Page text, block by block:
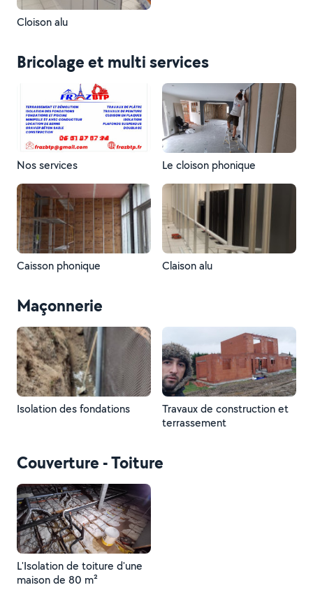
Cloison alu
Bricolage et multi services
Nos services Le cloison phonique
Caisson phonique Claison alu
Maçonnerie
Isolation des fondations
Travaux de construction et
terrassement
Couverture - Toiture
L'Isolation de toiture d'une
maison de 80 m²